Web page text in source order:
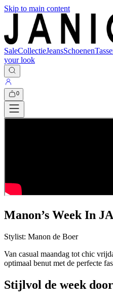
Skip to main content
SaleCollectieJeansSchoenen
your look
0
Manon’s Week In
Stylist: Manon de Boer
Van casual maandag tot chic
optimaal benut met de perfecte
Stijlvol de week door